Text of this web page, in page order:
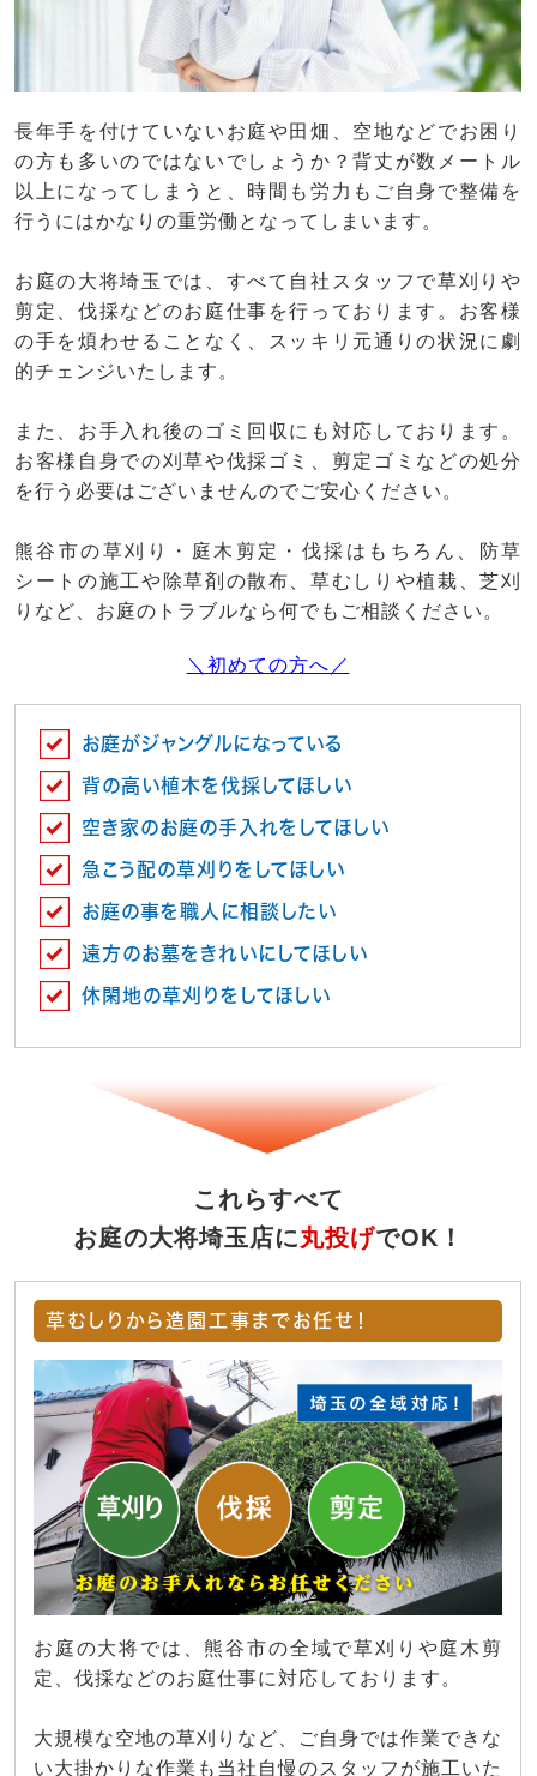
長年手を付けていないお庭や田畑、空地などでお困り
の方も多いのではないでしょうか？背丈が数メートル
以上になってしまうと、時間も労力もご自身で整備を
行うにはかなりの重労働となってしまいます。
お庭の大将埼玉では、すべて自社スタッフで草刈りや
剪定、伐採などのお庭仕事を行っております。お客様
の手を煩わせることなく、スッキリ元通りの状況に劇
的チェンジいたします。
また、お手入れ後のゴミ回収にも対応しております。
お客様自身での刈草や伐採ゴミ、剪定ゴミなどの処分
を行う必要はございませんのでご安心ください。
熊谷市の草刈り・庭木剪定・伐採はもちろん、防草
シートの施工や除草剤の散布、草むしりや植栽、芝刈
りなど、お庭のトラブルなら何でもご相談ください。
＼初めての方へ／
お庭がジャングルになっている
背の高い植木を伐採してほしい
空き家のお庭の手入れをしてほしい
急こう配の草刈りをしてほしい
お庭の事を職人に相談したい
遠方のお墓をきれいにしてほしい
休閑地の草刈りをしてほしい
これらすべて
お庭の大将埼玉店に丸投げでOK！
草むしりから造園工事までお任せ！
お庭の大将では、熊谷市の全域で草刈りや庭木剪
定、伐採などのお庭仕事に対応しております。
大規模な空地の草刈りなど、ご自身では作業できな
い大掛かりな作業も当社自慢のスタッフが施工いた